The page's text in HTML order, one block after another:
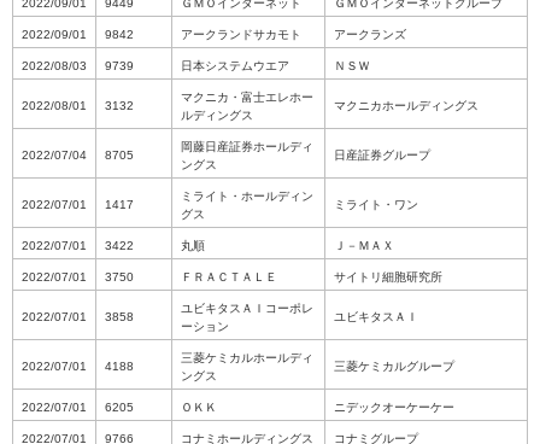
2022/09/01 9449 ＧＭＯインターネット ＧＭＯインターネットグループ
2022/09/01 9842 アークランドサカモト アークランズ
2022/08/03 9739 日本システムウエア ＮＳＷ
2022/08/01 3132
マクニカ・富士エレホー
ルディングス
マクニカホールディングス
2022/07/04 8705
岡藤日産証券ホールディ
ングス
日産証券グループ
2022/07/01 1417
ミライト・ホールディン
グス
ミライト・ワン
2022/07/01 3422 丸順 Ｊ－ＭＡＸ
2022/07/01 3750 ＦＲＡＣＴＡＬＥ サイトリ細胞研究所
2022/07/01 3858
ユビキタスＡＩコーポレ
ーション
ユビキタスＡＩ
2022/07/01 4188
三菱ケミカルホールディ
ングス
三菱ケミカルグループ
2022/07/01 6205 ＯＫＫ ニデックオーケーケー
2022/07/01 9766 コナミホールディングス コナミグループ